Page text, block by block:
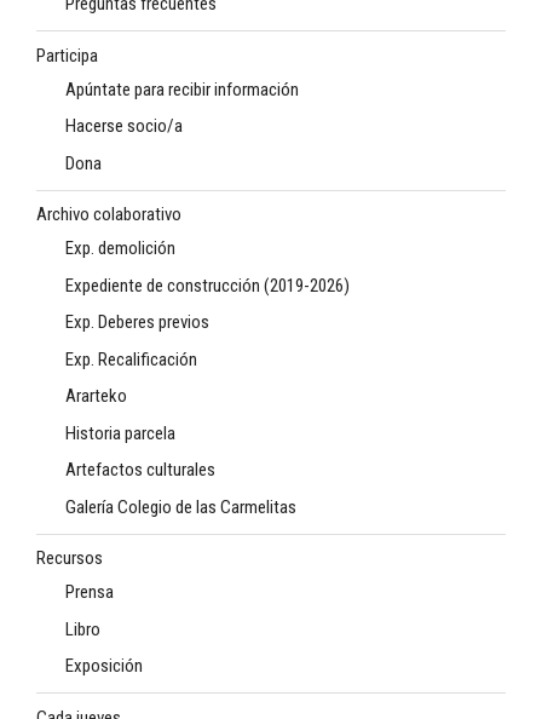
Participa
Apúntate para recibir información
Hacerse socio/a
Dona
Archivo colaborativo
Exp. demolición
Expediente de construcción (2019-2026)
Exp. Deberes previos
Exp. Recalificación
Ararteko
Historia parcela
Artefactos culturales
Galería Colegio de las Carmelitas
Recursos
Prensa
Libro
Exposición